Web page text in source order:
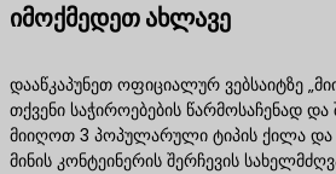
იმოქმედეთ ახლავე
დააწკაპუნეთ ოფიციალურ ვებსაიტზე
თქვენი საჭიროებების წარმოსაჩენად
მიიღოთ 3 პოპულარული ტიპის ქილა და
მინის კონტეინერის შერჩევის